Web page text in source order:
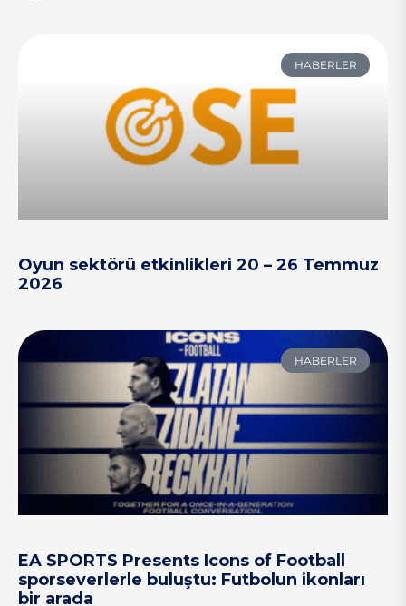
HABERLER
Oyun sektörü etkinlikleri 20 – 26 Temmuz
2026
HABERLER
EA SPORTS Presents Icons of Football
sporseverlerle buluştu: Futbolun ikonları
bir arada